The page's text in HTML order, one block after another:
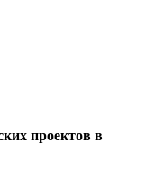
проектов в